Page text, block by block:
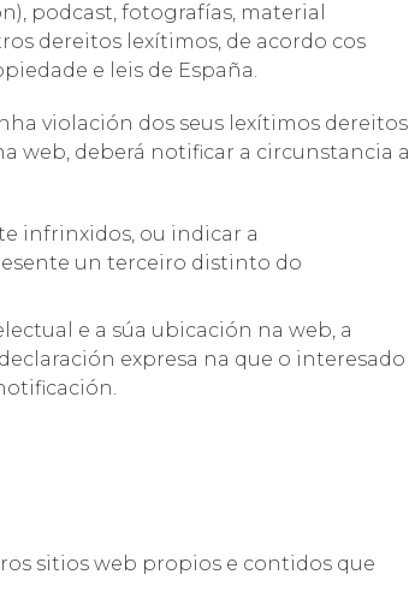
podcast, fotografías, material
dereitos lexítimos, de acordo cos
e leis de España.
violación dos seus lexítimos dereitos
deberá notificar a circunstancia a
infrinxidos, ou indicar a
un terceiro distinto do
e a súa ubicación na web, a
expresa na que o interesado
sitios web propios e contidos que